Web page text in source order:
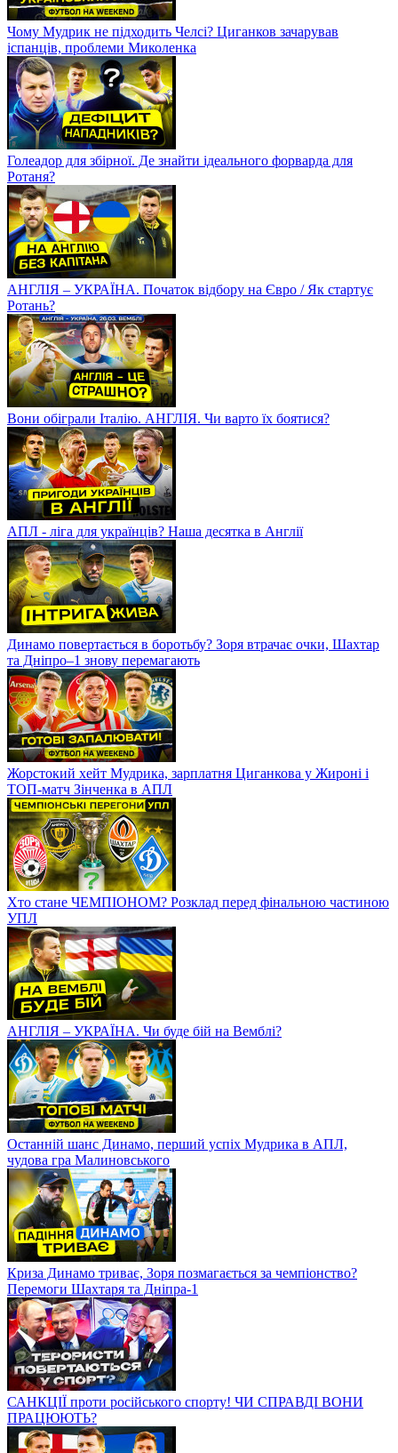
Чому Мудрик не підходить Челсі? Циганков зачарував
іспанців, проблеми Миколенка
Голеадор для збірної. Де знайти ідеального форварда для
Ротаня?
АНГЛІЯ – УКРАЇНА. Початок відбору на Євро / Як стартує
Ротань?
Вони обіграли Італію. АНГЛІЯ. Чи варто їх боятися?
АПЛ - ліга для українців? Наша десятка в Англії
Динамо повертається в боротьбу? Зоря втрачає очки, Шахтар
та Дніпро–1 знову перемагають
Жорстокий хейт Мудрика, зарплатня Циганкова у Жироні і
ТОП-матч Зінченка в АПЛ
Хто стане ЧЕМПІОНОМ? Розклад перед фінальною частиною
УПЛ
АНГЛІЯ – УКРАЇНА. Чи буде бій на Вемблі?
Останній шанс Динамо, перший успіх Мудрика в АПЛ,
чудова гра Малиновського
Криза Динамо триває, Зоря позмагається за чемпіонство?
Перемоги Шахтаря та Дніпра-1
САНКЦІЇ проти російського спорту! ЧИ СПРАВДІ ВОНИ
ПРАЦЮЮТЬ?